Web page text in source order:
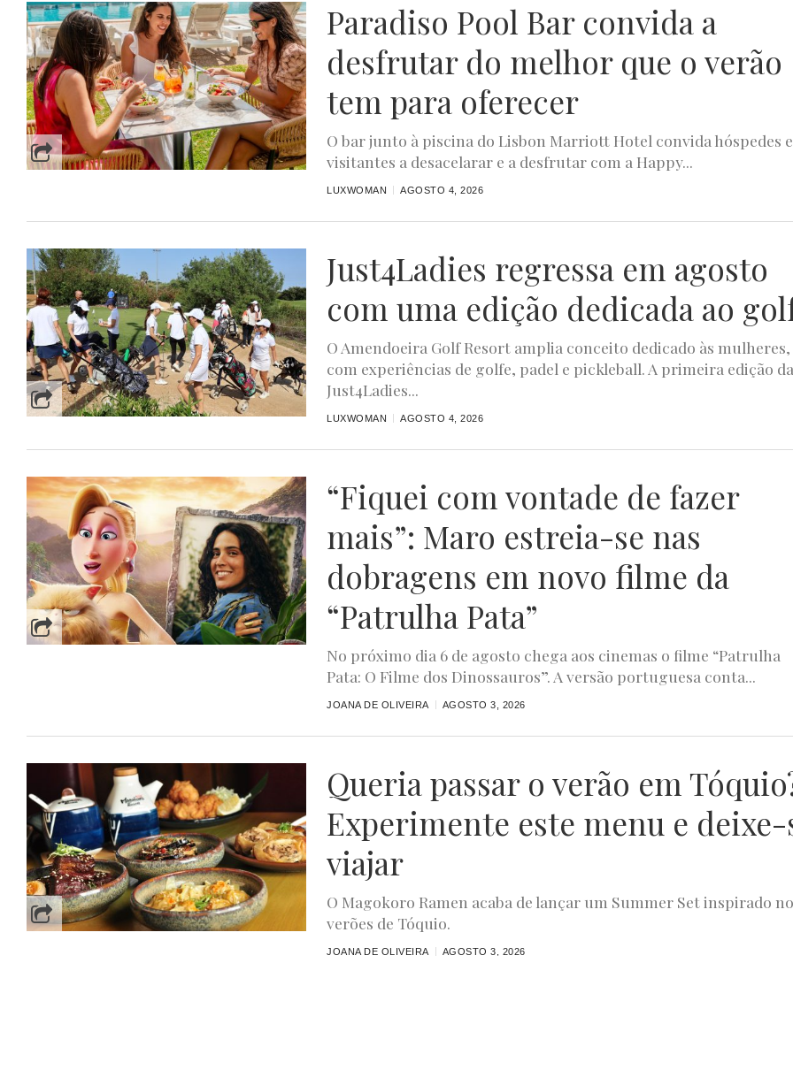
Paradiso Pool Bar convida a
desfrutar do melhor que o verão
tem para oferecer
O bar junto à piscina do Lisbon Marriott Hotel convida hóspedes e
visitantes a desacelarar e a desfrutar com a Happy...
LUXWOMAN AGOSTO 4, 2026
Just4Ladies regressa em agosto
com uma edição dedicada ao
O Amendoeira Golf Resort amplia conceito dedicado às mulheres,
com experiências de golfe, padel e pickleball. A primeira edição
Just4Ladies...
LUXWOMAN AGOSTO 4, 2026
“Fiquei com vontade de fazer
mais”: Maro estreia-se nas
dobragens em novo filme da
“Patrulha Pata”
No próximo dia 6 de agosto chega aos cinemas o filme “Patrulha
Pata: O Filme dos Dinossauros”. A versão portuguesa conta...
JOANA DE OLIVEIRA AGOSTO 3, 2026
Queria passar o verão em
Experimente este menu e deixe-
viajar
O Magokoro Ramen acaba de lançar um Summer Set inspirado
verões de Tóquio.
JOANA DE OLIVEIRA AGOSTO 3, 2026